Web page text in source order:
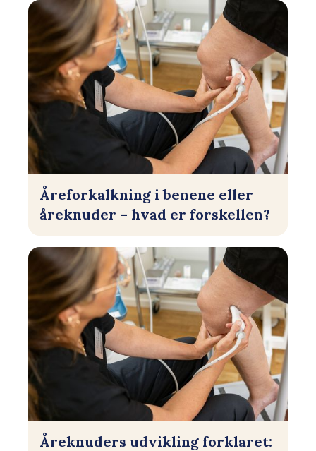
Åreforkalkning i benene eller
åreknuder – hvad er forskellen?
Åreknuders udvikling forklaret: